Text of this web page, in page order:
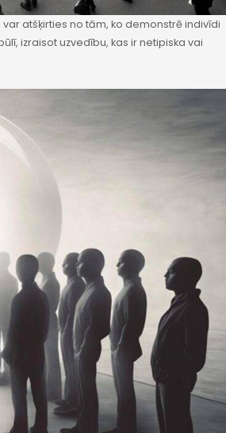
atšķirties no tām, ko demonstrē indivīdi
izraisot uzvedību, kas ir netipiska vai